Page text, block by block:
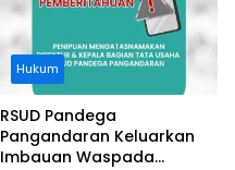
Hukum
RSUD Pandega
Pangandaran Keluarkan
Imbauan Waspada